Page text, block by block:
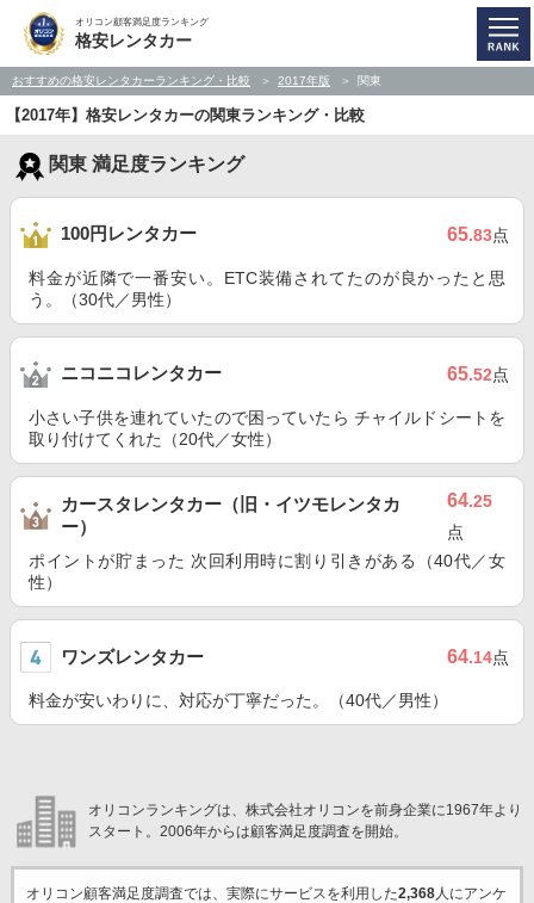
オリコン顧客満足度ランキング
格安レンタカー
おすすめの格安レンタカーランキング・比較 2017年版 関東
【2017年】格安レンタカーの関東ランキング・比較
関東 満足度ランキング
100円レンタカー 65.83点
料金が近隣で一番安い。ETC装備されてたのが良かったと思
う。（30代／男性）
ニコニコレンタカー 65.52点
小さい子供を連れていたので困っていたら チャイルドシートを
取り付けてくれた（20代／女性）
カースタレンタカー（旧・イツモレンタカ
ー）
64.25
点
ポイントが貯まった 次回利用時に割り引きがある（40代／女
性）
ワンズレンタカー 64.14点
料金が安いわりに、対応が丁寧だった。（40代／男性）
オリコンランキングは、株式会社オリコンを前身企業に1967年より
スタート。2006年からは顧客満足度調査を開始。
オリコン顧客満足度調査では、実際にサービスを利用した2,368人にアンケ